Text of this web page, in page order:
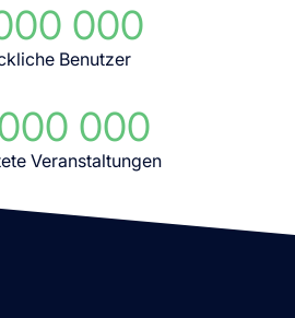
000
Benutzer
000
Veranstaltungen